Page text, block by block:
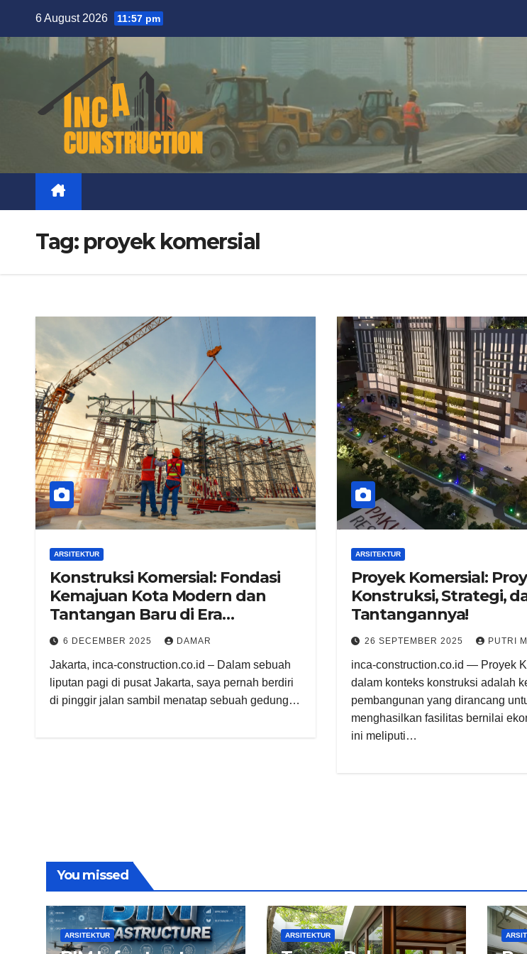
content
6 August 2026 11:57 pm
Tag: proyek komersial
ARSITEKTUR
Konstruksi Komersial: Fondasi
Kemajuan Kota Modern dan
Tantangan Baru di Era
Pembangunan Cepat
6 DECEMBER 2025 DAMAR
Jakarta, inca-construction.co.id – Dalam sebuah
liputan pagi di pusat Jakarta, saya pernah berdiri
di pinggir jalan sambil menatap sebuah gedung…
ARSITEKTUR
Proyek Komersial:
Konstruksi, Strategi,
Tantangannya!
26 SEPTEMBER 2025 PUTRI
inca-construction.co.id — Proyek
dalam konteks konstruksi adalah
pembangunan yang dirancang
menghasilkan fasilitas bernilai
ini meliputi…
You missed
ARSITEKTUR ARSITEKTUR